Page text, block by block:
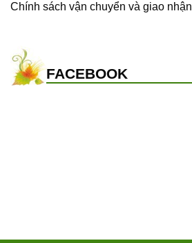
Chính sách vận chuyển và giao nhận
FACEBOOK